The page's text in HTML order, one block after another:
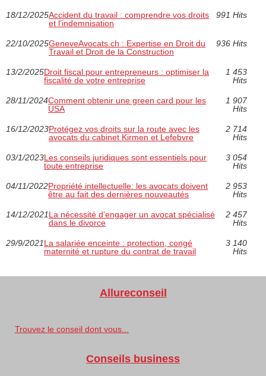
18/12/2025Accident du travail : comprendre vos droits
et l’indemnisation
991 Hits
22/10/2025GeneveAvocats.ch : Expertise en Droit du
Travail et Droit de la Construction
936 Hits
13/2/2025Droit fiscal pour entrepreneurs : optimiser la
fiscalité de votre entreprise
1 453
Hits
28/11/2024Comment obtenir une green card pour les
USA
1 907
Hits
16/12/2023Protégez vos droits sur la route avec les
avocats du cabinet Kirmen et Lefebvre
2 714
Hits
03/1/2023Les conseils juridiques sont essentiels pour
toute entreprise
3 054
Hits
04/11/2022Propriété intellectuelle: les avocats doivent
être au fait des dernières nouveautés
2 953
Hits
14/12/2021La nécessité d’engager un avocat spécialisé
dans le divorce
2 457
Hits
29/9/2021La salariée enceinte : protection, congé
maternité et rupture du contrat de travail
3 140
Hits
Allureconseil
Trouvez le conseil dont vous...
Conseils business